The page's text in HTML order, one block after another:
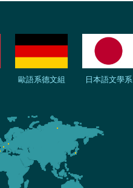
歐語系德文組 日本語文學系